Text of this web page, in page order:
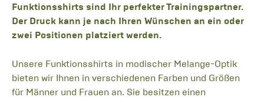
Funktionsshirts sind Ihr perfekter Trainingspartner.
Der Druck kann je nach Ihren Wünschen an ein oder
zwei Positionen platziert werden.
Unsere Funktionsshirts in modischer Melange-Optik
bieten wir Ihnen in verschiedenen Farben und Größen
für Männer und Frauen an. Sie besitzen einen